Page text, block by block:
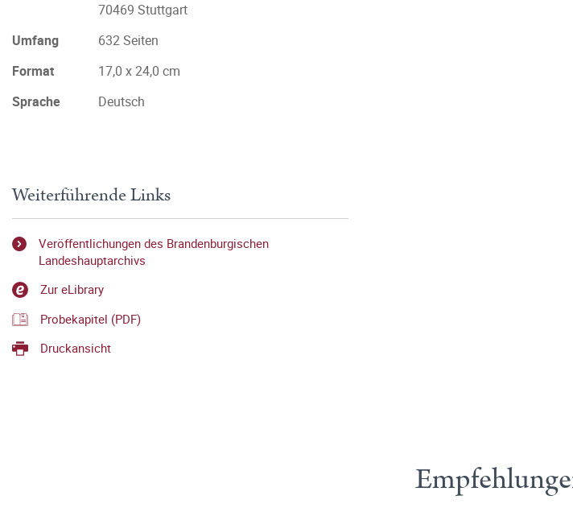
70469 Stuttgart
Umfang
632 Seiten
Format
17,0 x 24,0 cm
Sprache
Deutsch
Weiterführende Links
Veröffentlichungen des Brandenburgischen
Landeshauptarchivs
Zur eLibrary
Probekapitel (PDF)
Druckansicht